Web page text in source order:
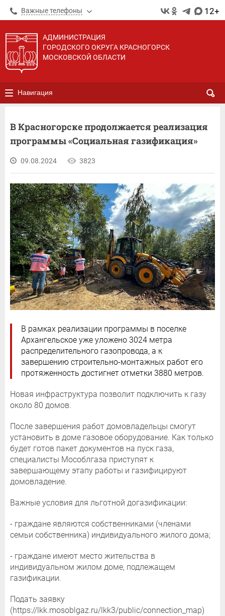
Важные телефоны 12+
АДМИНИСТРАЦИЯ
ГОРОДСКОГО ОКРУГА КРАСНОГОРСК
МОСКОВСКОЙ ОБЛАСТИ
Навигация
В Красногорске продолжается реализация
программы «Социальная газификация»
09.08.2024 3823
В рамках реализации программы в поселке
Архангельское уже уложено 3024 метра
распределительного газопровода, а к
завершению строительно-монтажных работ его
протяженность достигнет отметки 3880 метров.
Новая инфраструктура позволит подключить к газу
около 80 домов.
После завершения работ домовладельцы смогут
установить в доме газовое оборудование. Как только
будет готов пакет документов на пуск газа,
специалисты Мособлгаза приступят к
завершающему этапу работы и газифицируют
домовладение.
Важные условия для льготной догазификации:
- граждане являются собственниками (членами
семьи собственника) индивидуального жилого дома;
- граждане имеют место жительства в
индивидуальном жилом доме, подлежащем
газификации.
Подать заявку
(https://lkk.mosoblgaz.ru/lkk3/public/connection_map)